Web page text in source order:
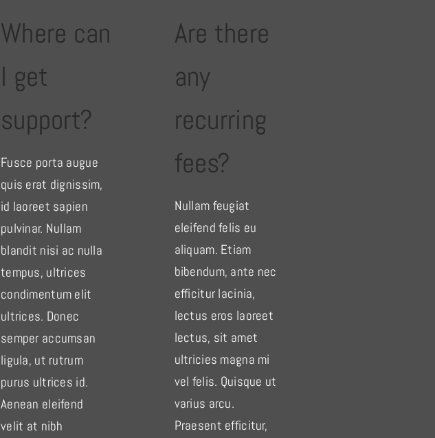
Where can
I get
support?
Fusce porta augue
quis erat dignissim,
id laoreet sapien
pulvinar. Nullam
blandit nisi ac nulla
tempus, ultrices
condimentum elit
ultrices. Donec
semper accumsan
ligula, ut rutrum
purus ultrices id.
Aenean eleifend
velit at nibh
Are there
any
recurring
fees?
Nullam feugiat
eleifend felis eu
aliquam. Etiam
bibendum, ante nec
efficitur lacinia,
lectus eros laoreet
lectus, sit amet
ultricies magna mi
vel felis. Quisque ut
varius arcu.
Praesent efficitur,